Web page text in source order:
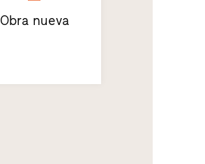
Obra nueva